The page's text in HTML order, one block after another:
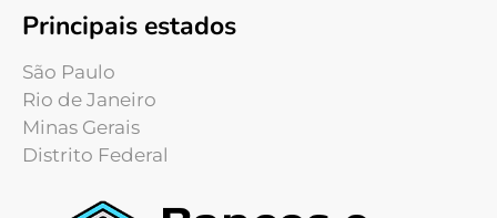
Principais estados
São Paulo
Rio de Janeiro
Minas Gerais
Distrito Federal